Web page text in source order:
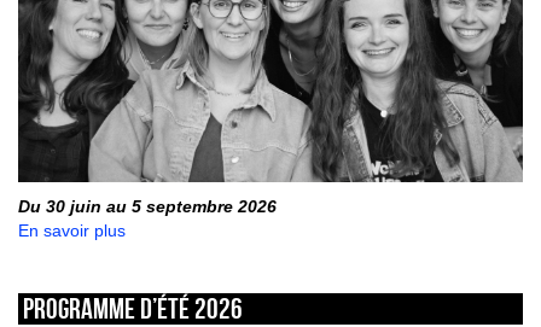
Du 30 juin au 5 septembre 2026
En savoir plus
Programme d’été 2026